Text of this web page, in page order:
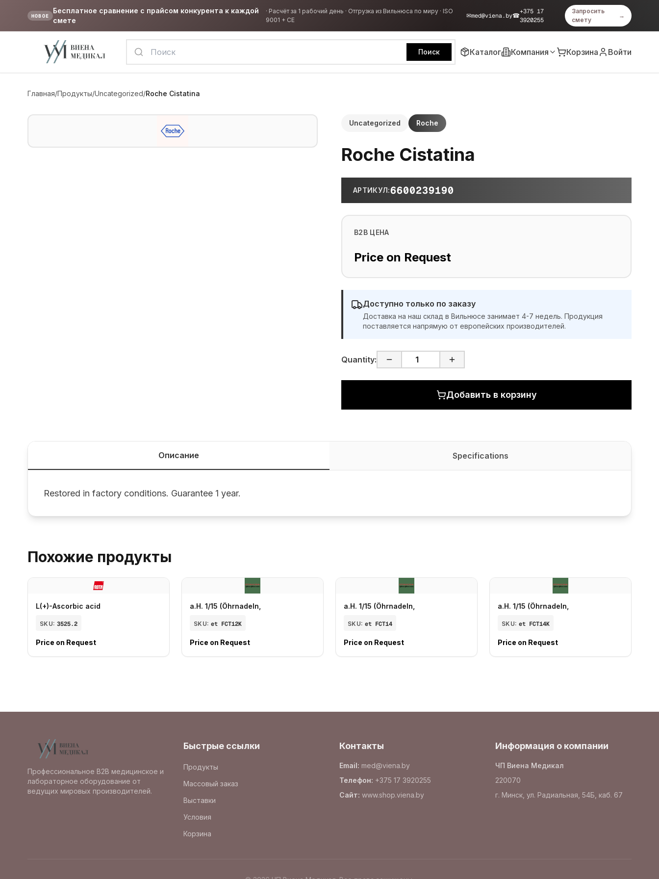
НОВОЕ
Бесплатное сравнение с прайсом конкурента к каждой
смете
· Расчёт за 1 рабочий день · Отгрузка из Вильнюса по миру · ISO
9001 + CE
✉med@viena.by☎
+375 17
3920255
Запросить
смету
→
Поиск Каталог Компания Корзина Войти
Главная/Продукты/Uncategorized/Roche Cistatina
Uncategorized Roche
Roche Cistatina
АРТИКУЛ:6600239190
B2B ЦЕНА
Price on Request
Доступно только по заказу
Доставка на наш склад в Вильнюсе занимает 4-7 недель. Продукция
поставляется напрямую от европейских производителей.
Quantity:
Добавить в корзину
Описание Specifications
Restored in factory conditions. Guarantee 1 year.
Похожие продукты
L(+)-Ascorbic acid
SKU: 3525.2
Price on Request
a.H. 1/15 (Öhrnadeln,
SKU: et FCT12K
Price on Request
a.H. 1/15 (Öhrnadeln,
SKU: et FCT14
Price on Request
a.H. 1/15 (Öhrnadeln,
SKU: et FCT14K
Price on Request
Профессиональное B2B медицинское и
лабораторное оборудование от
ведущих мировых производителей.
Быстрые ссылки
Продукты
Массовый заказ
Выставки
Условия
Корзина
Контакты
Email: med@viena.by
Телефон: +375 17 3920255
Сайт: www.shop.viena.by
Информация о компании
ЧП Виена Медикал
220070
г. Минск, ул. Радиальная, 54Б, каб. 67